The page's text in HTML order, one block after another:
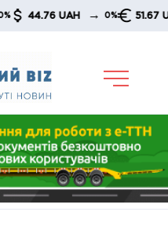
44.76 UAH → 0% 51.67 UAH